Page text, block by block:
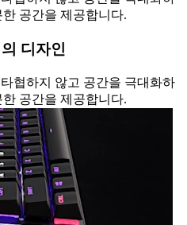
공간을 제공합니다.
디자인
협하지 않고 공간을 극대화하
공간을 제공합니다.